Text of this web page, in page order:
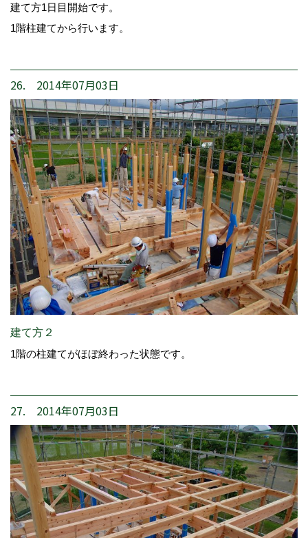
建て方1日目開始です。
1階柱建てから行います。
26. 2014年07月03日
建て方２
1階の柱建てがほぼ終わった状態です。
27. 2014年07月03日